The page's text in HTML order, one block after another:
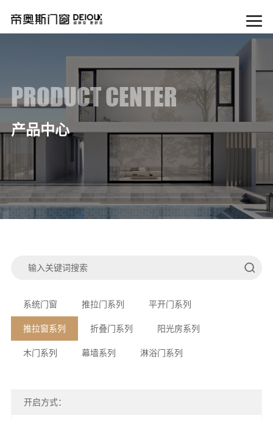
PRODUCT CENTER
产品中心
系统门窗 推拉门系列 平开门系列
推拉窗系列 折叠门系列 阳光房系列
木门系列 幕墙系列 淋浴门系列
开启方式：